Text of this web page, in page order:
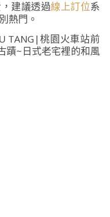
建議透過線上訂位系
熱門。